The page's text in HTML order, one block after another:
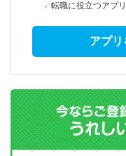
転職に役立つアプ
アプ